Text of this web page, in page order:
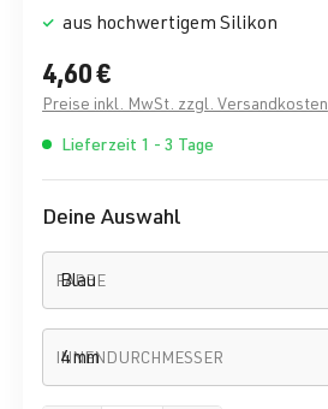
aus hochwertigem Silikon
4,60 €
Preise inkl. MwSt. zzgl. Versandkosten
Lieferzeit 1 - 3 Tage
Deine Auswahl
FARBE
INNENDURCHMESSER